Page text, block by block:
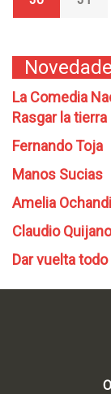
La Comedia
Rasgar la tierra
Fernando Toja
Manos Sucias
Amelia
Claudio Quijano
Dar vuelta todo